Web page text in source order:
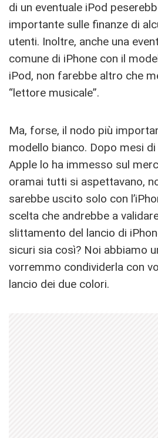
di un eventuale iPod
importante sulle finanze di
utenti. Inoltre, anche una
comune di iPhone con il
iPod, non farebbe altro che
“lettore musicale”.
Ma, forse, il nodo più
modello bianco. Dopo mesi
Apple lo ha immesso sul
oramai tutti si aspettavano,
sarebbe uscito solo con
scelta che andrebbe a
slittamento del lancio di
sicuri sia così? Noi abbiamo
vorremmo condividerla con
lancio dei due colori.